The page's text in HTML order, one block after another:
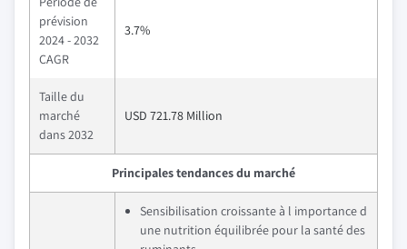
prévision
2024 - 2032
CAGR
3.7%
Taille du
marché
dans 2032
USD 721.78 Million
Principales tendances du marché
Sensibilisation croissante à l importance d
une nutrition équilibrée pour la santé des